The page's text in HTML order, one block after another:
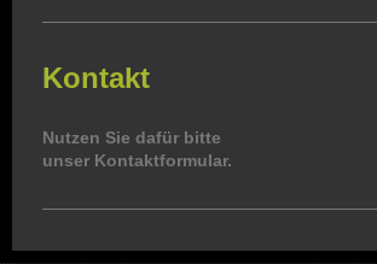
Kontakt
Nutzen Sie dafür bitte
unser Kontaktformular.